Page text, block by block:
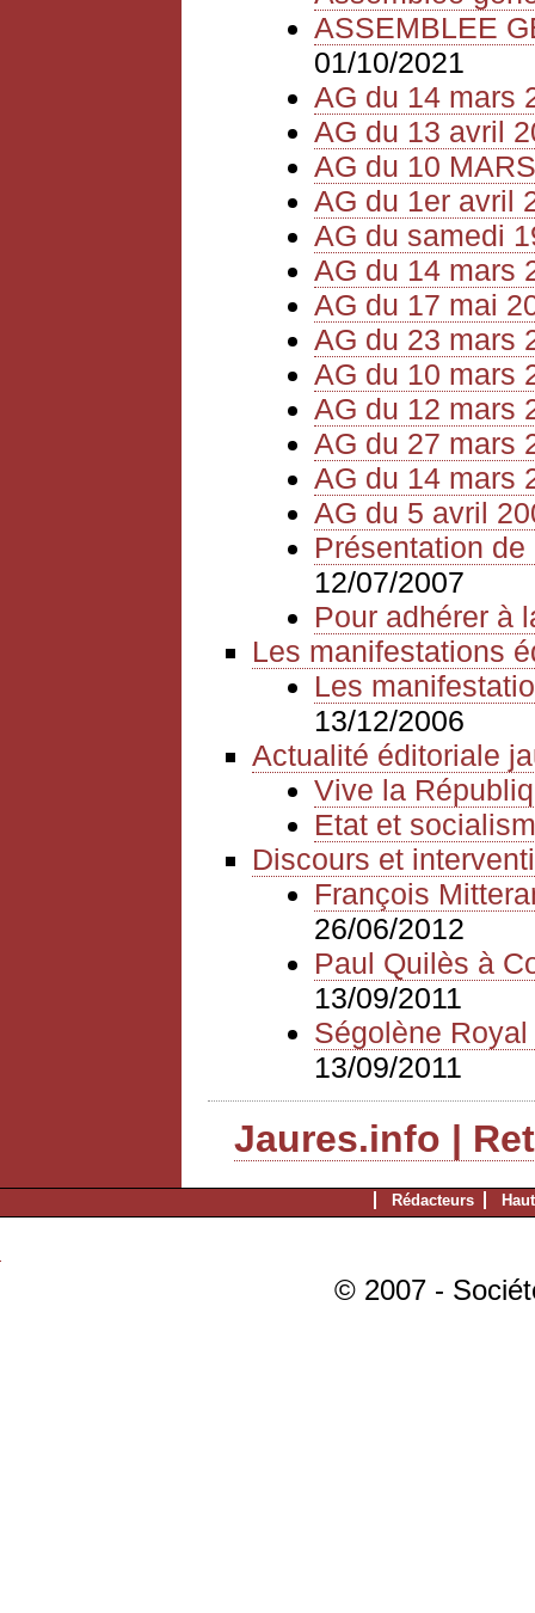
ASSEMBLEE
01/10/2021
AG du 14 mars
AG du 13 avril
AG du 10
AG du 1er avril
AG du samedi
AG du 14 mars
AG du 17 mai
AG du 23 mars
AG du 10 mars
AG du 12 mars
AG du 27 mars
AG du 14 mars
AG du 5 avril
Présentation
12/07/2007
Pour adhérer à
Les manifestations
Les
13/12/2006
Actualité éditoriale
Vive la
Etat et
Discours et
François
26/06/2012
Paul Quilès à
13/09/2011
Ségolène
13/09/2011
Jaures.info |
Rédacteurs
© 2007 -